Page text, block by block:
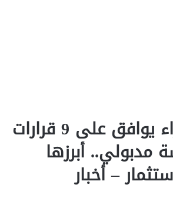
مجلس الوزراء يوافق على 9 قرارات
مدبولي.. أبرزها
– أخبار